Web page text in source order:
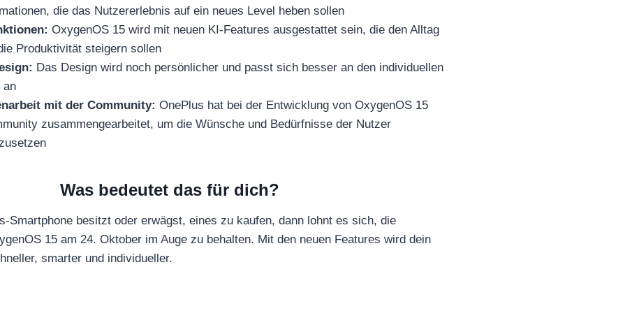
die das Nutzererlebnis auf ein neues Level heben sollen
OxygenOS 15 wird mit neuen KI-Features ausgestattet sein, die den Alltag
Produktivität steigern sollen
Das Design wird noch persönlicher und passt sich besser an den individuellen
an
mit der Community: OnePlus hat bei der Entwicklung von OxygenOS 15
zusammengearbeitet, um die Wünsche und Bedürfnisse der Nutzer
Was bedeutet das für dich?
Smartphone besitzt oder erwägst, eines zu kaufen, dann lohnt es sich, die
15 am 24. Oktober im Auge zu behalten. Mit den neuen Features wird dein
smarter und individueller.